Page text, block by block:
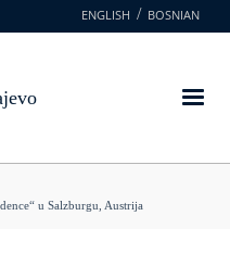
ENGLISH BOSNIAN
u Salzburgu, Austrija